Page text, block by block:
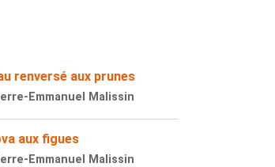
renversé aux prunes
Emmanuel Malissin
aux figues
Emmanuel Malissin